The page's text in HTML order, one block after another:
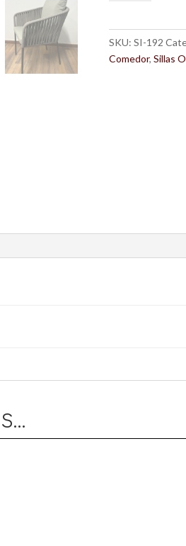
SKU: SI-192
Comedor, Sillas